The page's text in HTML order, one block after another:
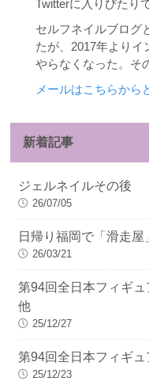
Twitterに入りびたり
セルフネイルブログ
たが、2017年よりイ
やらなくなった。そ
メールはこちらから
新着記事
ジェルネイルその後
26/07/05
日帰り福岡で「滑走
26/03/21
第94回全日本フィギ
他
25/12/27
第94回全日本フィギ
25/12/23